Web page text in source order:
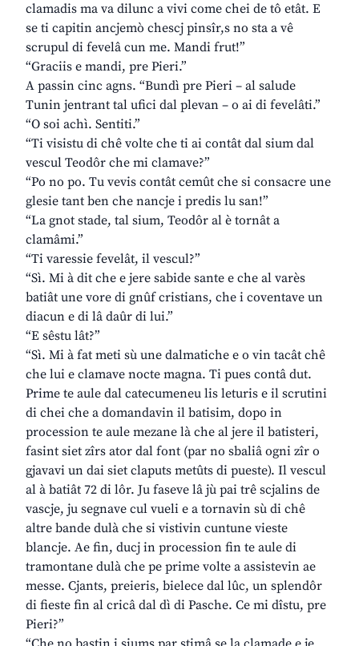
clamadis ma va dilunc a vivi come chei de tô etât. E
se ti capitin ancjemò chescj pinsîr,s no sta a vê
scrupul di fevelâ cun me. Mandi frut!”
“Graciis e mandi, pre Pieri.”
A passin cinc agns. “Bundì pre Pieri – al salude
Tunin jentrant tal ufici dal plevan – o ai di fevelâti.”
“O soi achì. Sentiti.”
“Ti visistu di chê volte che ti ai contât dal sium dal
vescul Teodôr che mi clamave?”
“Po no po. Tu vevis contât cemût che si consacre une
glesie tant ben che nancje i predis lu san!”
“La gnot stade, tal sium, Teodôr al è tornât a
clamâmi.”
“Ti varessie fevelât, il vescul?”
“Sì. Mi à dit che e jere sabide sante e che al varès
batiât une vore di gnûf cristians, che i coventave un
diacun e di lâ daûr di lui.”
“E sêstu lât?”
“Sì. Mi à fat meti sù une dalmatiche e o vin tacât chê
che lui e clamave nocte magna. Ti pues contâ dut.
Prime te aule dal catecumeneu lis leturis e il scrutini
di chei che a domandavin il batisim, dopo in
procession te aule mezane là che al jere il batisteri,
fasint siet zîrs ator dal font (par no sbaliâ ogni zîr o
gjavavi un dai siet claputs metûts di pueste). Il vescul
al à batiât 72 di lôr. Ju faseve lâ jù pai trê scjalins de
vascje, ju segnave cul vueli e a tornavin sù di chê
altre bande dulà che si vistivin cuntune vieste
blancje. Ae fin, ducj in procession fin te aule di
tramontane dulà che pe prime volte a assistevin ae
messe. Cjants, preieris, bielece dal lûc, un splendôr
di fieste fin al cricâ dal dì di Pasche. Ce mi dîstu, pre
Pieri?”